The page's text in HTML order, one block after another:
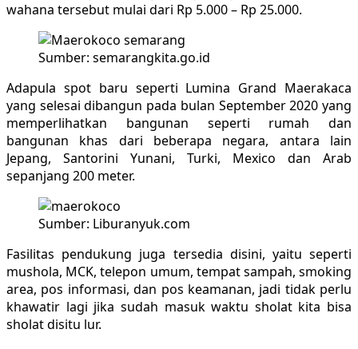
wahana tersebut mulai dari Rp 5.000 – Rp 25.000.
Sumber: semarangkita.go.id
Adapula spot baru seperti Lumina Grand Maerakaca
yang selesai dibangun pada bulan September 2020 yang
memperlihatkan bangunan seperti rumah dan
bangunan khas dari beberapa negara, antara lain
Jepang, Santorini Yunani, Turki, Mexico dan Arab
sepanjang 200 meter.
Sumber: Liburanyuk.com
Fasilitas pendukung juga tersedia disini, yaitu seperti
mushola, MCK, telepon umum, tempat sampah, smoking
area, pos informasi, dan pos keamanan, jadi tidak perlu
khawatir lagi jika sudah masuk waktu sholat kita bisa
sholat disitu lur.